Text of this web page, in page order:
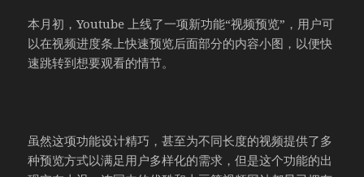
本月初，Youtube 上线了一项新功能“视频预览”，用户可
以在视频进度条上快速预览后面部分的内容小图，以便快
速跳转到想要观看的情节。
虽然这项功能设计精巧，甚至为不同长度的视频提供了多
种预览方式以满足用户多样化的需求，但是这个功能的出